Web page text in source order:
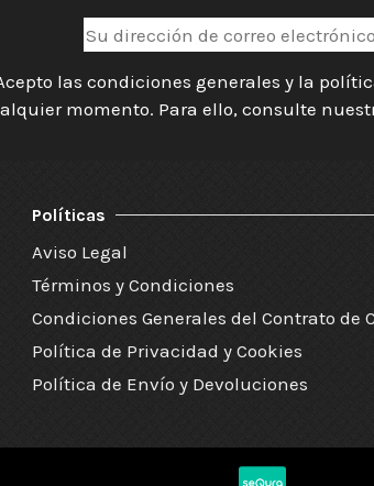
las condiciones generales y la
momento. Para ello, consulte
Políticas
Aviso Legal
Términos y Condiciones
Condiciones Generales del Contrato de
Política de Privacidad y Cookies
Política de Envío y Devoluciones